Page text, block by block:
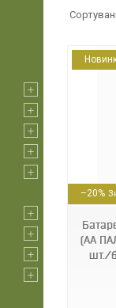
–20%
(AA
шт./